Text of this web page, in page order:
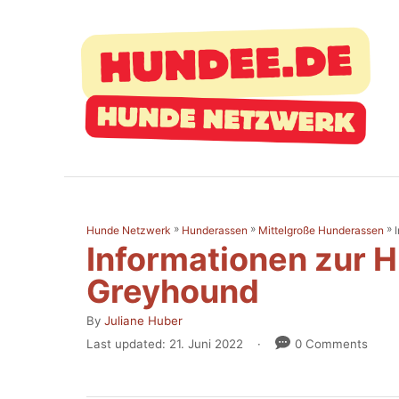
Hunde Netzwerk » Hunderassen » Mittelgroße Hunderassen »
Informationen zur
Greyhound
By A
u
o
Juliane Huber
PLast updated: 21. Juni 2022 0 Comments